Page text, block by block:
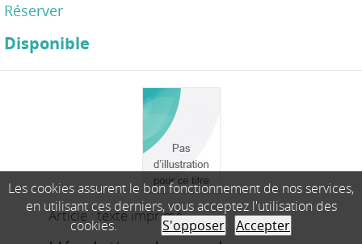
Réserver
Disponible
Article : texte imprimé
Les cookies assurent le bon fonctionnement de nos services,
en utilisant ces derniers, vous acceptez l'utilisation des
cookies.
S'opposer Accepter